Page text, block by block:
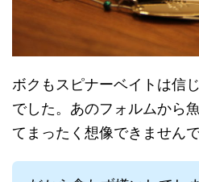
ボクもスピナーベイトは信
でした。あのフォルムから
てまったく想像できませんで